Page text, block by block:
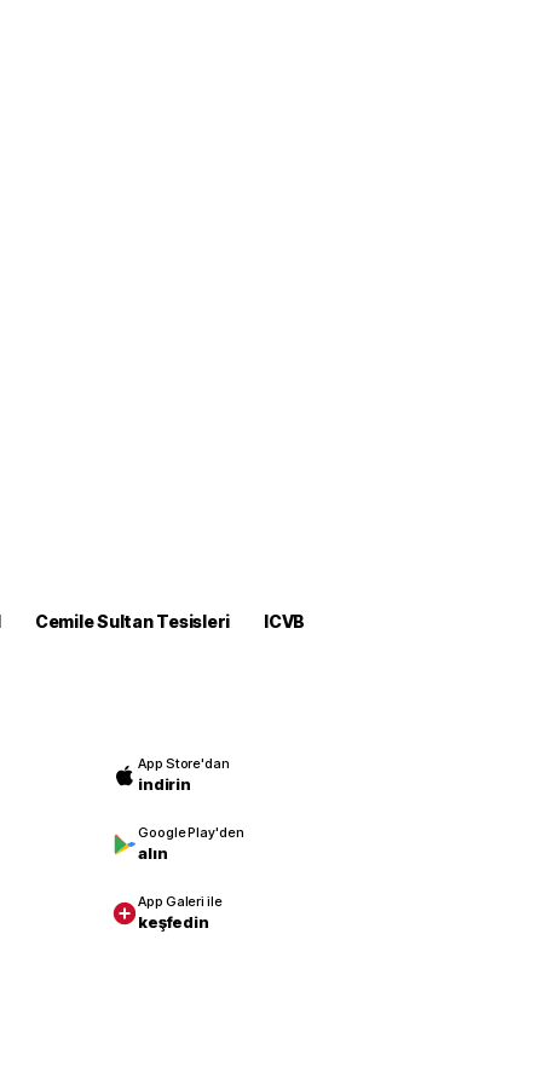
Cemile Sultan Tesisleri
ICVB
App Store'dan
indirin
Google Play'den
alın
App Galeri ile
keşfedin